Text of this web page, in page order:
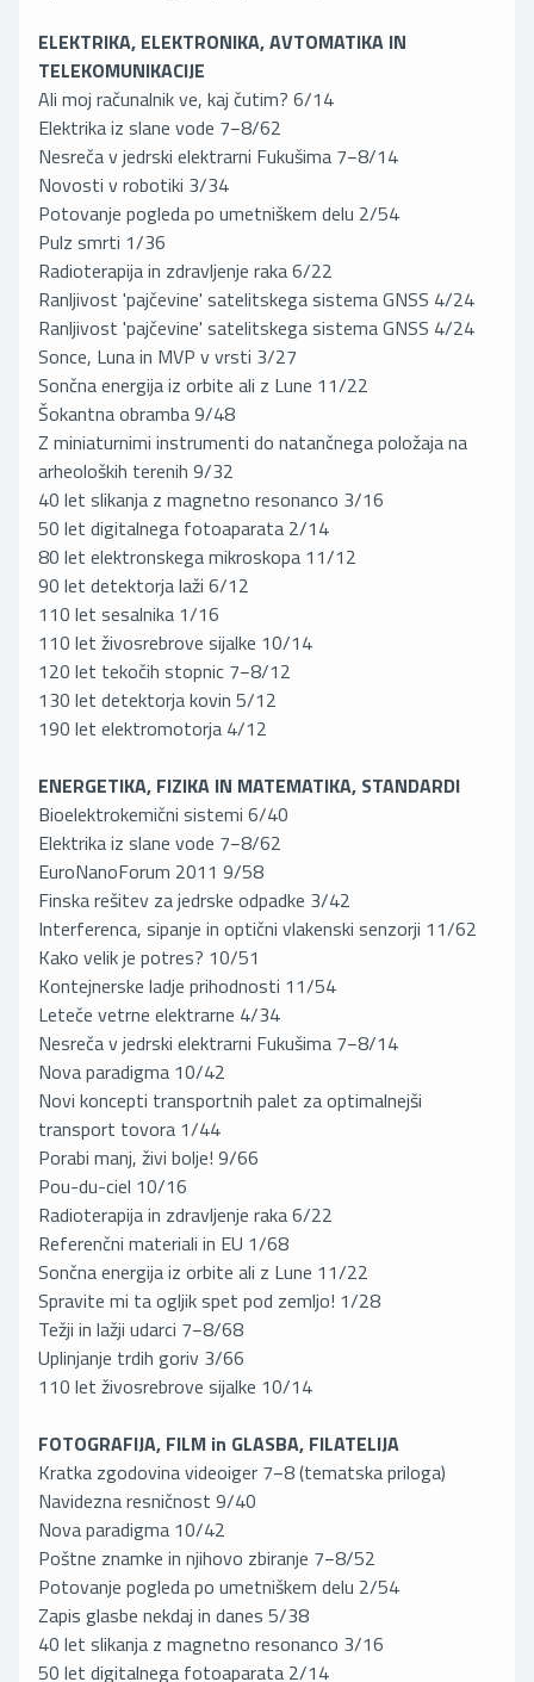
ELEKTRIKA, ELEKTRONIKA, AVTOMATIKA IN
TELEKOMUNIKACIJE
Ali moj računalnik ve, kaj čutim? 6/14
Elektrika iz slane vode 7−8/62
Nesreča v jedrski elektrarni Fukušima 7−8/14
Novosti v robotiki 3/34
Potovanje pogleda po umetniškem delu 2/54
Pulz smrti 1/36
Radioterapija in zdravljenje raka 6/22
Ranljivost 'pajčevine' satelitskega sistema GNSS 4/24
Ranljivost 'pajčevine' satelitskega sistema GNSS 4/24
Sonce, Luna in MVP v vrsti 3/27
Sončna energija iz orbite ali z Lune 11/22
Šokantna obramba 9/48
Z miniaturnimi instrumenti do natančnega položaja na
arheoloških terenih 9/32
40 let slikanja z magnetno resonanco 3/16
50 let digitalnega fotoaparata 2/14
80 let elektronskega mikroskopa 11/12
90 let detektorja laži 6/12
110 let sesalnika 1/16
110 let živosrebrove sijalke 10/14
120 let tekočih stopnic 7−8/12
130 let detektorja kovin 5/12
190 let elektromotorja 4/12
ENERGETIKA, FIZIKA IN MATEMATIKA, STANDARDI
Bioelektrokemični sistemi 6/40
Elektrika iz slane vode 7−8/62
EuroNanoForum 2011 9/58
Finska rešitev za jedrske odpadke 3/42
Interferenca, sipanje in optični vlakenski senzorji 11/62
Kako velik je potres? 10/51
Kontejnerske ladje prihodnosti 11/54
Leteče vetrne elektrarne 4/34
Nesreča v jedrski elektrarni Fukušima 7−8/14
Nova paradigma 10/42
Novi koncepti transportnih palet za optimalnejši
transport tovora 1/44
Porabi manj, živi bolje! 9/66
Pou-du-ciel 10/16
Radioterapija in zdravljenje raka 6/22
Referenčni materiali in EU 1/68
Sončna energija iz orbite ali z Lune 11/22
Spravite mi ta ogljik spet pod zemljo! 1/28
Težji in lažji udarci 7−8/68
Uplinjanje trdih goriv 3/66
110 let živosrebrove sijalke 10/14
FOTOGRAFIJA, FILM in GLASBA, FILATELIJA
Kratka zgodovina videoiger 7−8 (tematska priloga)
Navidezna resničnost 9/40
Nova paradigma 10/42
Poštne znamke in njihovo zbiranje 7−8/52
Potovanje pogleda po umetniškem delu 2/54
Zapis glasbe nekdaj in danes 5/38
40 let slikanja z magnetno resonanco 3/16
50 let digitalnega fotoaparata 2/14